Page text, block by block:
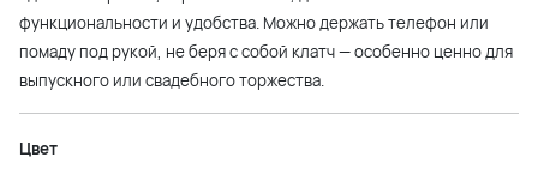
функциональности и удобства. Можно держать телефон или
помаду под рукой, не беря с собой клатч — особенно ценно для
выпускного или свадебного торжества.
Цвет